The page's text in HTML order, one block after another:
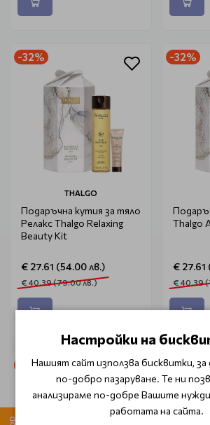
-32%
THALGO
Подаръчна кутия за тяло
Релакс Thalgo Relaxing
Beauty Kit
€ 27.61 (54.00 лв.)
€ 40.39 (79.00 лв.)
-32%
Thalgo
€ 27.61
€ 40.39
-34% -22%
Настройки на
Нашият сайт използва бисквитки, за
по-добро пазаруване. Те ни
анализираме по-добре Вашите
работата на сайта.